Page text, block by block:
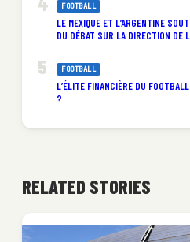
FOOTBALL
LE MEXIQUE ET L’ARGENTINE
DU DÉBAT SUR LA DIRECTION DE
FOOTBALL
L’ÉLITE FINANCIÈRE DU
?
RELATED STORIES